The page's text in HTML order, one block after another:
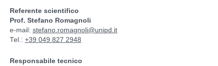
Referente scientifico
Prof. Stefano Romagnoli
e-mail: stefano.romagnoli@unipd.it
Tel.: +39 049 827 2948
Responsabile tecnico